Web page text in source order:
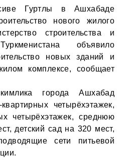
Гуртлы в Ашхабаде
нового жилого
строительства и
объявило
новых зданий и
комплексе, сообщает
города Ашхабад
четырёхэтажек,
четырёхэтажек, среднюю
детский сад на 320 мест,
сети питьевой